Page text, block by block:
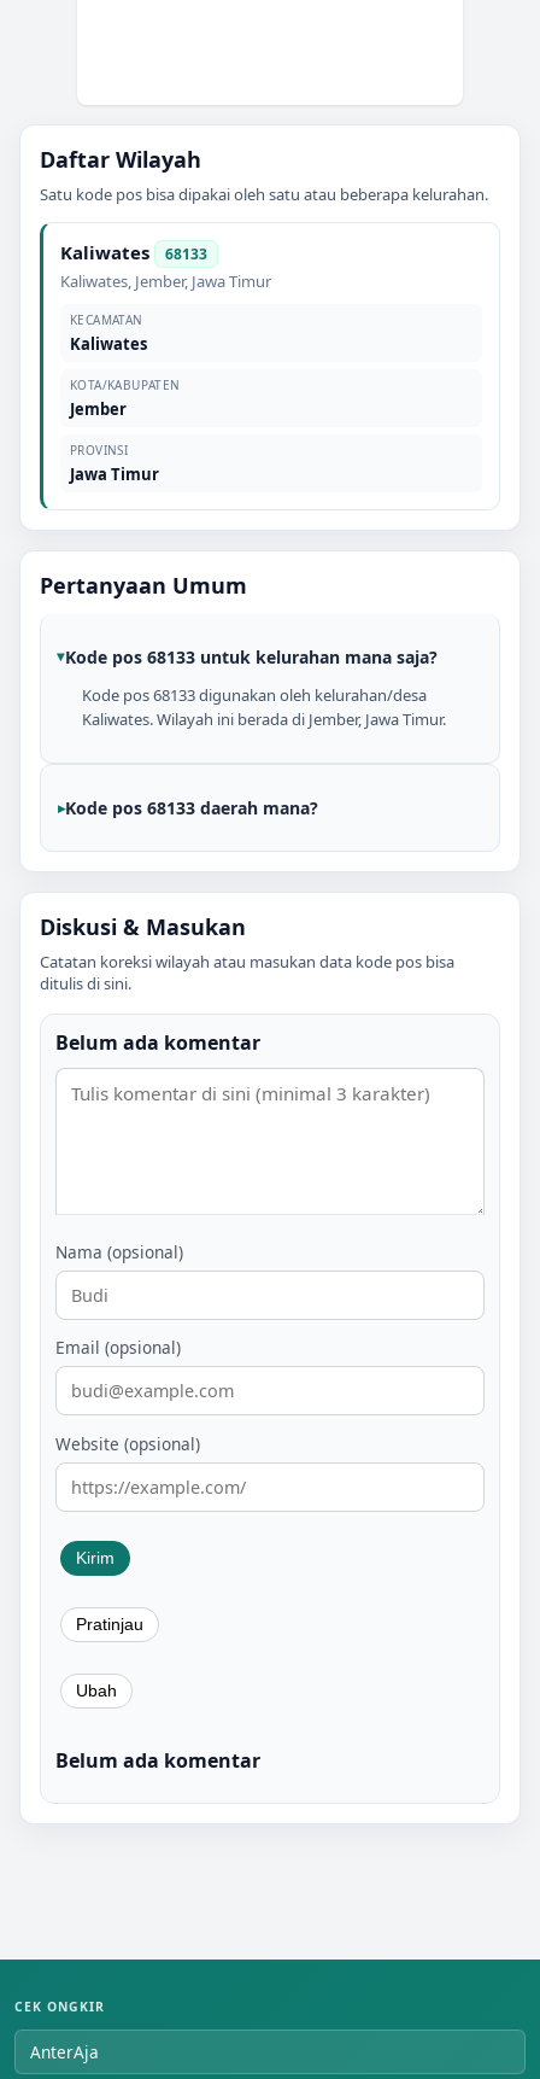
Daftar Wilayah
Satu kode pos bisa dipakai oleh satu atau beberapa kelurahan.
Kaliwates 68133
Kaliwates, Jember, Jawa Timur
KECAMATAN
Kaliwates
KOTA/KABUPATEN
Jember
PROVINSI
Jawa Timur
Pertanyaan Umum
Kode pos 68133 untuk kelurahan mana saja?
Kode pos 68133 digunakan oleh kelurahan/desa
Kaliwates. Wilayah ini berada di Jember, Jawa Timur.
Kode pos 68133 daerah mana?
Diskusi & Masukan
Catatan koreksi wilayah atau masukan data kode pos bisa
ditulis di sini.
Belum ada komentar
Nama (opsional)
Email (opsional)
Website (opsional)
Belum ada komentar
CEK ONGKIR
AnterAja